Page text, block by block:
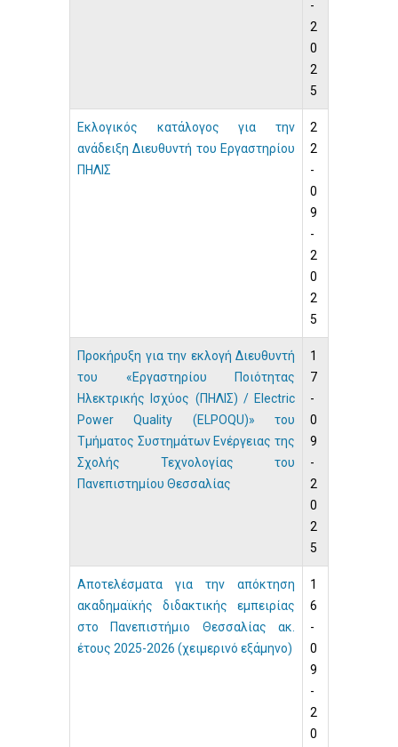
-
2
0
2
5
Εκλογικός κατάλογος για την
ανάδειξη Διευθυντή του Εργαστηρίου
ΠΗΛΙΣ
2
2
-
0
9
-
2
0
2
5
Προκήρυξη για την εκλογή Διευθυντή
του «Εργαστηρίου Ποιότητας
Ηλεκτρικής Ισχύος (ΠΗΛΙΣ) / Electric
Power Quality (ELPOQU)» του
Τμήματος Συστημάτων Ενέργειας της
Σχολής Τεχνολογίας του
Πανεπιστημίου Θεσσαλίας
1
7
-
0
9
-
2
0
2
5
Αποτελέσματα για την απόκτηση
ακαδημαϊκής διδακτικής εμπειρίας
στο Πανεπιστήμιο Θεσσαλίας ακ.
έτους 2025-2026 (χειμερινό εξάμηνο)
1
6
-
0
9
-
2
0